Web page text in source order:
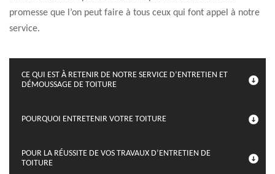
promesse que l’on peut faire à tous ceux qui font appel à notre
service.
CE QUI EST À RETENIR DE NOTRE SERVICE D’ENTRETIEN ET
DÉMOUSSAGE DE TOITURE
POURQUOI ENTRETENIR VOTRE TOITURE
POUR LA RÉUSSITE DE VOS TRAVAUX D’ENTRETIEN DE
TOITURE